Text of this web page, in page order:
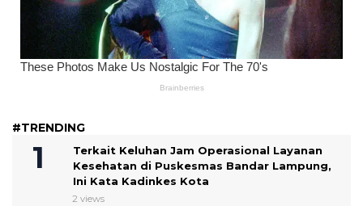
#TRENDING
Terkait Keluhan Jam Operasional Layanan
Kesehatan di Puskesmas Bandar Lampung,
Ini Kata Kadinkes Kota
2 views